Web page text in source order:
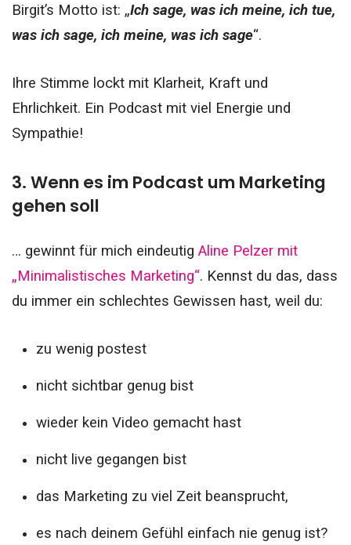
Birgit’s Motto ist: „Ich sage, was ich meine, ich tue,
was ich sage, ich meine, was ich sage“.
Ihre Stimme lockt mit Klarheit, Kraft und
Ehrlichkeit. Ein Podcast mit viel Energie und
Sympathie!
3. Wenn es im Podcast um Marketing
gehen soll
… gewinnt für mich eindeutig Aline Pelzer mit
„Minimalistisches Marketing“. Kennst du das, dass
du immer ein schlechtes Gewissen hast, weil du:
zu wenig postest
nicht sichtbar genug bist
wieder kein Video gemacht hast
nicht live gegangen bist
das Marketing zu viel Zeit beansprucht,
es nach deinem Gefühl einfach nie genug ist?